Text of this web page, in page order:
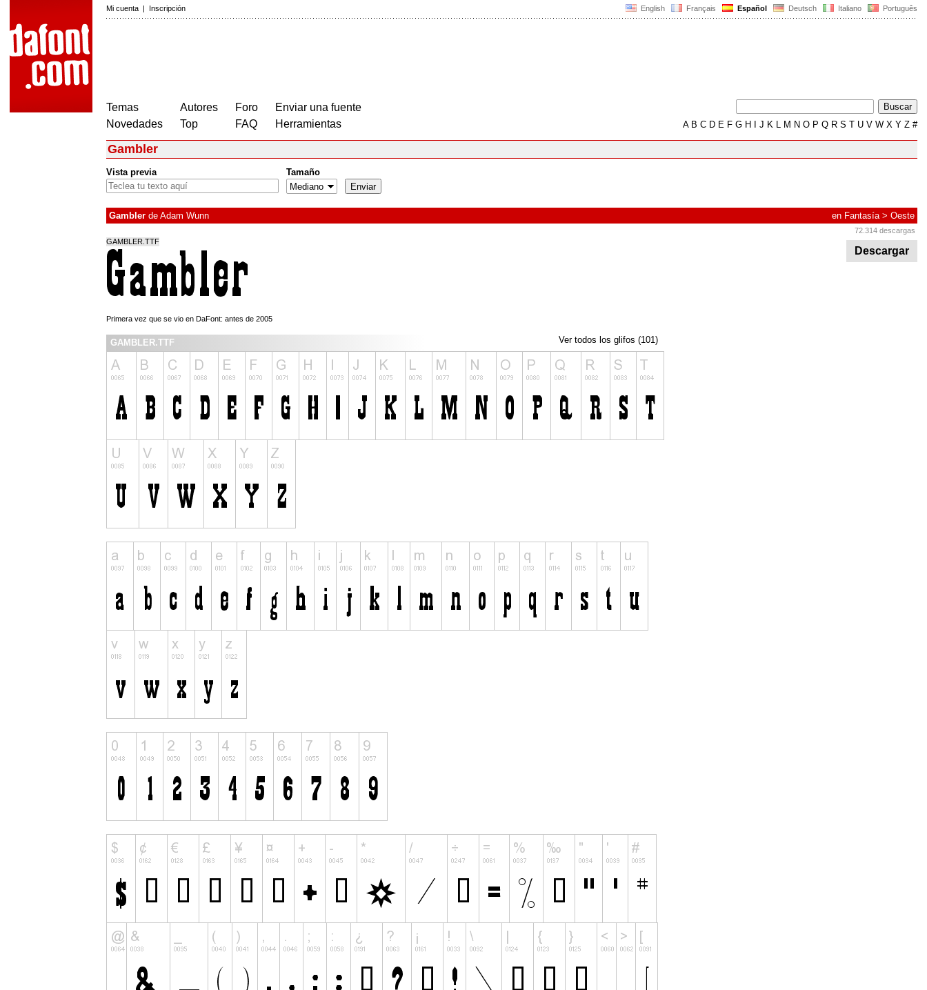
English Français Español Deutsch Italiano Português
Mi cuenta | Inscripción
Temas
Novedades
Autores
Top
Foro
FAQ
Enviar una fuente
Herramientas
AB C D E F G H J K L M N O P Q R S T U V W X Y Z #
Gambler
Vista previa Tamaño
Gambler de Adam Wunn en Fantasía> Oeste
72.314 descargas
Descargar
GAMBLER.TTF
Primera vez que se vio en DaFont: antes de 2005
Ver todos los glifos (101)
GAMBLER.TTF